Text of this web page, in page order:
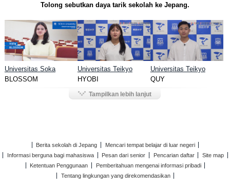
Tolong sebutkan daya tarik sekolah ke Jepang.
Universitas Soka
BLOSSOM
Universitas Teikyo
HYOBI
Universitas Teikyo
QUY
Tampilkan lebih lanjut
Berita sekolah di Jepang
Mencari tempat belajar di luar negeri
Informasi berguna bagi mahasiswa
Pesan dari senior Pencarian daftar
Site map
Ketentuan Penggunaan
Pemberitahuan mengenai informasi pribadi
Tentang lingkungan yang direkomendasikan